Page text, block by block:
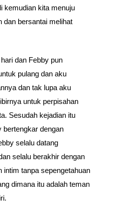
kemudian kita menuju
dan bersantai melihat
dan Febby pun
pulang dan aku
dan tak lupa aku
untuk perpisahan
Sesudah kejadian itu
bertengkar dengan
selalu datang
selalu berakhir dengan
intim tanpa sepengetahuan
dimana itu adalah teman